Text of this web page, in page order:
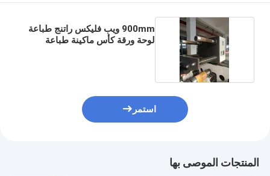
900mm ويب فليكس راتنج طباعة
لوحة ورقة كأس ماكينة طباعة
استمر
المنتجات الموصى بها